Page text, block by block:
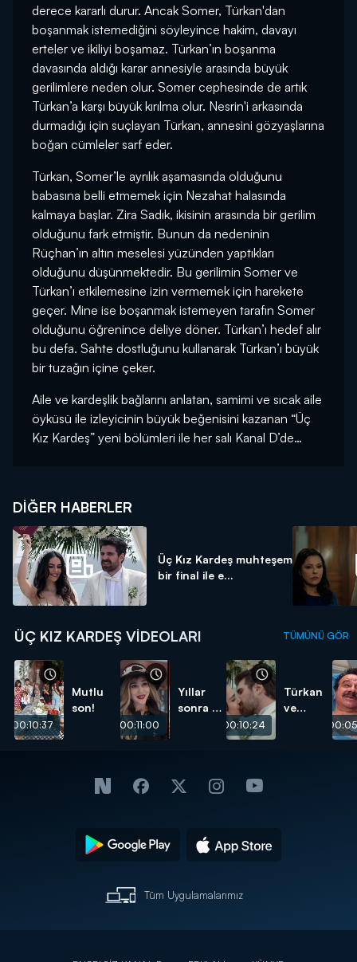
derece kararlı durur. Ancak Somer, Türkan'dan
boşanmak istemediğini söyleyince hakim, davayı
erteler ve ikiliyi boşamaz. Türkan’ın boşanma
davasında aldığı karar annesiyle arasında büyük
gerilimlere neden olur. Somer cephesinde de artık
Türkan’a karşı büyük kırılma olur. Nesrin'i arkasında
durmadığı için suçlayan Türkan, annesini gözyaşlarına
boğan cümleler sarf eder.
Türkan, Somer’le ayrılık aşamasında olduğunu
babasına belli etmemek için Nezahat halasında
kalmaya başlar. Zira Sadık, ikisinin arasında bir gerilim
olduğunu fark etmiştir. Bunun da nedeninin
Rüçhan’ın altın meselesi yüzünden yaptıkları
olduğunu düşünmektedir. Bu gerilimin Somer ve
Türkan’ı etkilemesine izin vermemek için harekete
geçer. Mine ise boşanmak istemeyen tarafın Somer
olduğunu öğrenince deliye döner. Türkan’ı hedef alır
bu defa. Sahte dostluğunu kullanarak Türkan’ı büyük
bir tuzağın içine çeker.
Aile ve kardeşlik bağlarını anlatan, samimi ve sıcak aile
öyküsü ile izleyicinin büyük beğenisini kazanan “Üç
Kız Kardeş” yeni bölümleri ile her salı Kanal D’de…
DIĞER HABERLER
Üç Kız Kardeş muhteşem
bir final ile e...
ÜÇ KIZ KARDEŞ VIDEOLARI TÜMÜNÜ GÖR
00:10:37
Mutlu
son!
00:11:00
Yıllar
sonra bir
00:10:24
Türkan
ve
Tüm Uygulamalarımız